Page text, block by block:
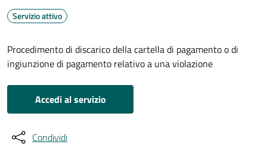
Servizio attivo
Procedimento di discarico della cartella di pagamento o di
ingiunzione di pagamento relativo a una violazione
Accedi al servizio
Condividi